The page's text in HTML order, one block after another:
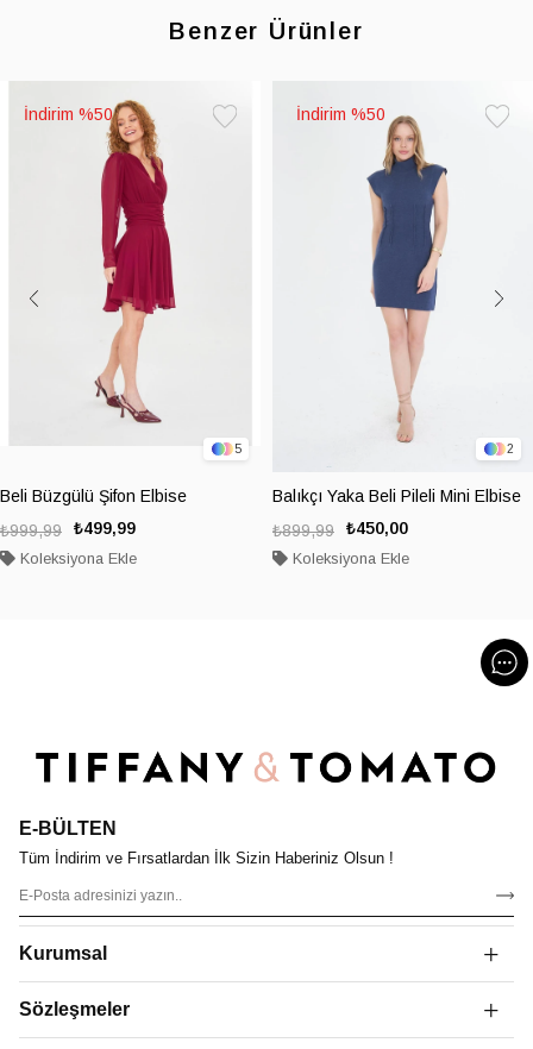
Benzer Ürünler
5
Beli Büzgülü Şifon Elbise
₺499,99
₺999,99
Koleksiyona Ekle
%50
2
Balıkçı Yaka Beli Pileli Mini Elbise
₺450,00
₺899,99
Koleksiyona Ekle
%50
E-BÜLTEN
Tüm İndirim ve Fırsatlardan İlk Sizin Haberiniz Olsun !
Kurumsal
Sözleşmeler